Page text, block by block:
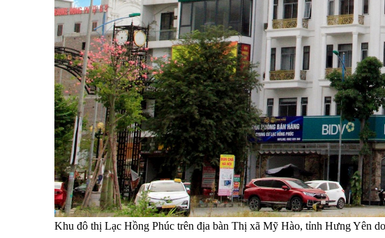
Khu đô thị Lạc Hồng Phúc trên địa bàn Thị xã Mỹ Hào, tỉnh Hưng Yên